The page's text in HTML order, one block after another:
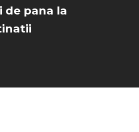
de pana la